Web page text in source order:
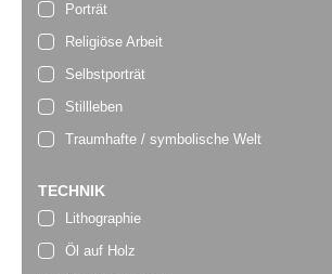
Porträt
Religiöse Arbeit
Selbstporträt
Stillleben
Traumhafte / symbolische Welt
TECHNIK
Lithographie
Öl auf Holz